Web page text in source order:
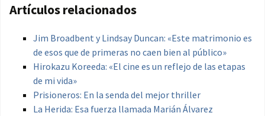
Artículos relacionados
Jim Broadbent y Lindsay Duncan: «Este matrimonio es
de esos que de primeras no caen bien al público»
Hirokazu Koreeda: «El cine es un reflejo de las etapas
de mi vida»
Prisioneros: En la senda del mejor thriller
La Herida: Esa fuerza llamada Marián Álvarez